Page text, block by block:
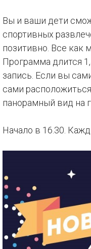
Вы и ваши дети
спортивных
позитивно. Все как
Программа длится
запись. Если вы
сами
панорамный вид на
Начало в 16.30.